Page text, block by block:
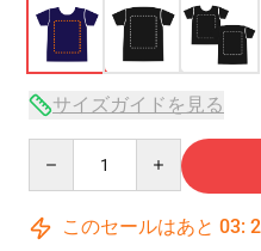
サイズガイドを見る
このセールはあと 03: